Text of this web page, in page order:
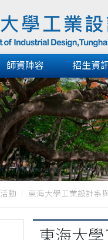
師資陣容 招生資
活動 東海大學工業設計系
東海大